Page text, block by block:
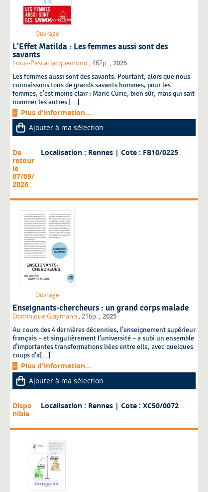
Ouvrage
L'Effet Matilda : Les femmes aussi sont des
savants
Louis-Pascal Jacquemond , 462p. , 2025
Les femmes aussi sont des savants. Pourtant, alors que nous
connaissons tous de grands savants hommes, pour les
femmes, c’est moins clair : Marie Curie, bien sûr, mais qui sait
nommer les autres [...]
Plus d'information...
Ajouter à ma sélection
De
retour
le
07/09/
2026
Localisation : Rennes | Cote : FB10/0225
Ouvrage
Enseignants-chercheurs : un grand corps malade
Dominique Glaymann , 216p. , 2025
Au cours des 4 dernières décennies, l’enseignement supérieur
français – et singulièrement l’université – a subi un ensemble
d’importantes transformations liées entre elle, avec quelques
coups d’a[...]
Plus d'information...
Ajouter à ma sélection
Dispo
nible
Localisation : Rennes | Cote : XC50/0072